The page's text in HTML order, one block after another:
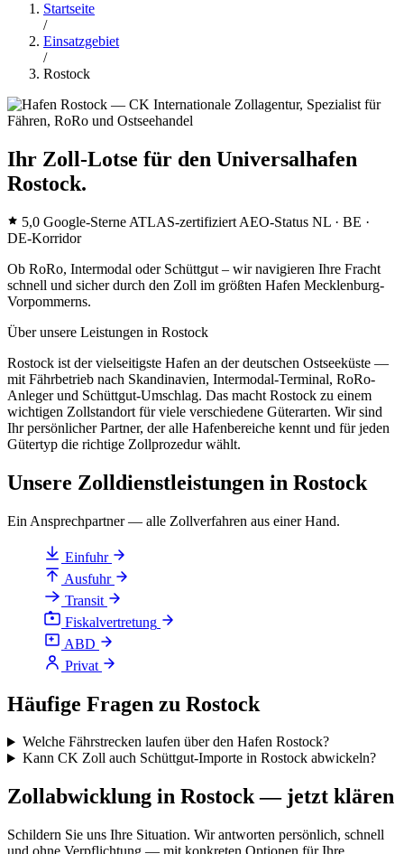
Startseite
/
Einsatzgebiet
/
Rostock
Ihr Zoll-Lotse für den Universalhafen
Rostock.
5,0 Google-Sterne ATLAS-zertifiziert AEO-Status NL · BE ·
DE-Korridor
Ob RoRo, Intermodal oder Schüttgut – wir navigieren Ihre Fracht
schnell und sicher durch den Zoll im größten Hafen Mecklenburg-
Vorpommerns.
Über unsere Leistungen in Rostock
Rostock ist der vielseitigste Hafen an der deutschen Ostseeküste —
mit Fährbetrieb nach Skandinavien, Intermodal-Terminal, RoRo-
Anleger und Schüttgut-Umschlag. Das macht Rostock zu einem
wichtigen Zollstandort für viele verschiedene Güterarten. Wir sind
Ihr persönlicher Partner, der alle Hafenbereiche kennt und für jeden
Gütertyp die richtige Zollprozedur wählt.
Unsere Zolldienstleistungen in Rostock
Ein Ansprechpartner — alle Zollverfahren aus einer Hand.
Einfuhr
Ausfuhr
Transit
Fiskalvertretung
ABD
Privat
Häufige Fragen zu Rostock
Welche Fährstrecken laufen über den Hafen Rostock?
Kann CK Zoll auch Schüttgut-Importe in Rostock abwickeln?
Zollabwicklung in Rostock — jetzt klären
Schildern Sie uns Ihre Situation. Wir antworten persönlich, schnell